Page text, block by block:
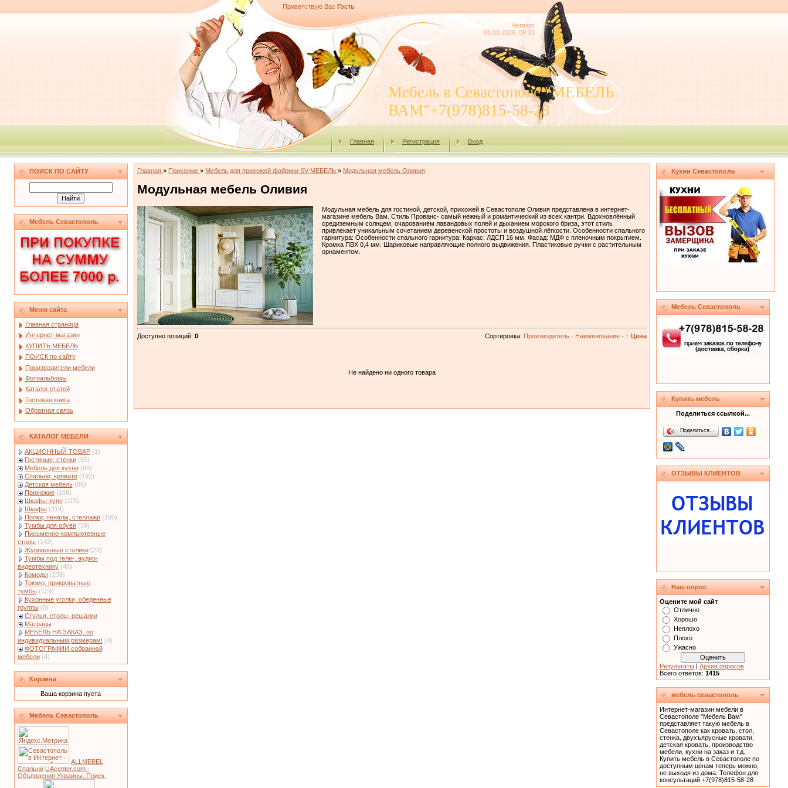
Приветствую Вас Гость
Четверг
06.08.2026, 09:33
Мебель в Севастополе "МЕБЕЛЬ
ВАМ"+7(978)815-58-28
Главная Регистрация Вход
ПОИСК ПО САЙТУ
Мебель Севастополь
Меню сайта
Главная страница
Интернет-магазин
КУПИТЬ МЕБЕЛЬ
ПОИСК по сайту
Производители мебели
Фотоальбомы
Каталог статей
Гостевая книга
Обратная связь
КАТАЛОГ МЕБЕЛИ
АКЦИОННЫЙ ТОВАР (1)
Гостиные, стенки (65)
Мебель для кухни (65)
Спальни, кровати (192)
Детская мебель (86)
Прихожие (106)
Шкафы-купе (115)
Шкафы (314)
Полки, пеналы, стеллажи (200)
Тумбы для обуви (59)
Письменно-компьютерные
столы (142)
Журнальные столики (23)
Тумбы под теле-, аудио-
видеотехнику (48)
Комоды (238)
Трюмо, прикроватные
тумбы (129)
Кухонные уголки, обеденные
группы (5)
Стулья, столы, вешалки
Матрацы
МЕБЕЛЬ НА ЗАКАЗ, по
индивидуальным размерам! (4)
ФОТОГРАФИИ собранной
мебели (4)
Корзина
Ваша корзина пуста
Мебель Севастополь
ALLMEBEL
Спальни UAcenter.com -
Объявления Украины, Поиск,
Главная » Прихожие » Мебель для прихожей фабрики SV-МЕБЕЛЬ » Модульная мебель Оливия
Модульная мебель Оливия
Модульная мебель для гостиной, детской, прихожей в Севастополе Оливия представлена в интернет-
магазине мебель Вам. Стиль Прованс- самый нежный и романтический из всех кантри. Вдохновлённый
средиземным солнцем, очарованием лавандовых полей и дыханием морского бриза, этот стиль
привлекает уникальным сочетанием деревенской простоты и воздушной лёгкости. Особенности спального
гарнитура: Особенности спального гарнитура: Каркас: ЛДСП 16 мм. Фасад: МДФ с пленочным покрытием.
Кромка ПВХ 0,4 мм. Шариковые направляющие полного выдвижения. Пластиковые ручки с растительным
орнаментом.
Доступно позиций: 0 Сортировка: Производитель· Наименование· ↑ Цена
Не найдено ни одного товара
Кухни Севастополь
Мебель Севастополь
Купить мебель
Поделиться ссылкой...
Поделиться…
ОТЗЫВЫ КЛИЕНТОВ
Наш опрос
Оцените мой сайт
Отлично
Хорошо
Неплохо
Плохо
Ужасно
Результаты| Архив опросов
Всего ответов: 1415
мебель севастополь
Интернет-магазин мебели в
Севастополе "Мебель Вам"
представляет такую мебель в
Севастополе как кровать, cтол,
стенка, двухъярусные кровати,
детская кровать, производство
мебели, кухни на заказ и т.д.
Купить мебель в Севастополе по
доступным ценам теперь можно,
не выходя из дома. Телефон для
консультаций +7(978)815-58-28